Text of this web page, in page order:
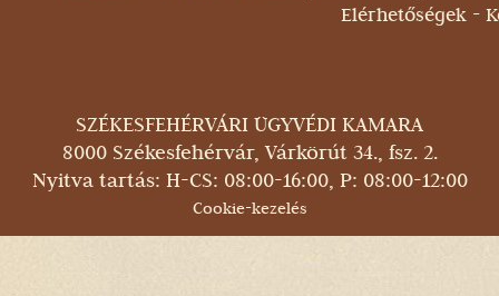
Elérhetőségek
SZÉKESFEHÉRVÁRI ÜGYVÉDI KAMARA
8000 Székesfehérvár, Várkörút 34., fsz. 2.
Nyitva tartás: H-CS: 08:00-16:00, P: 08:00-12:00
Cookie-kezelés